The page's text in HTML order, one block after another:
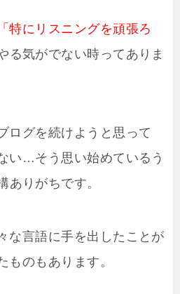
特にリスニングを頑張ろ
る気がでない時ってありま
ログを続けようと思って
い…そう思い始めているう
ありがちです。
な言語に手を出したことが
ものもあります。